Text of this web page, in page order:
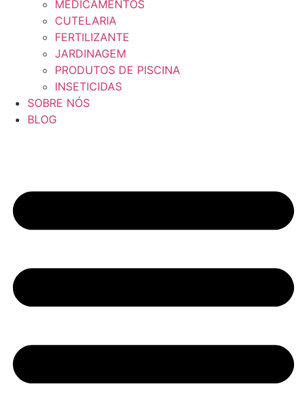
MEDICAMENTOS
CUTELARIA
FERTILIZANTE
JARDINAGEM
PRODUTOS DE PISCINA
INSETICIDAS
SOBRE NÓS
BLOG